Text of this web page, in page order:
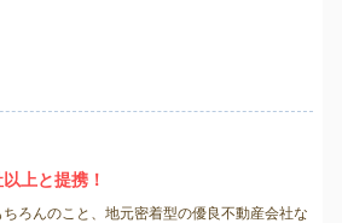
上と提携！
ろんのこと、地元密着型の優良不動産会社な